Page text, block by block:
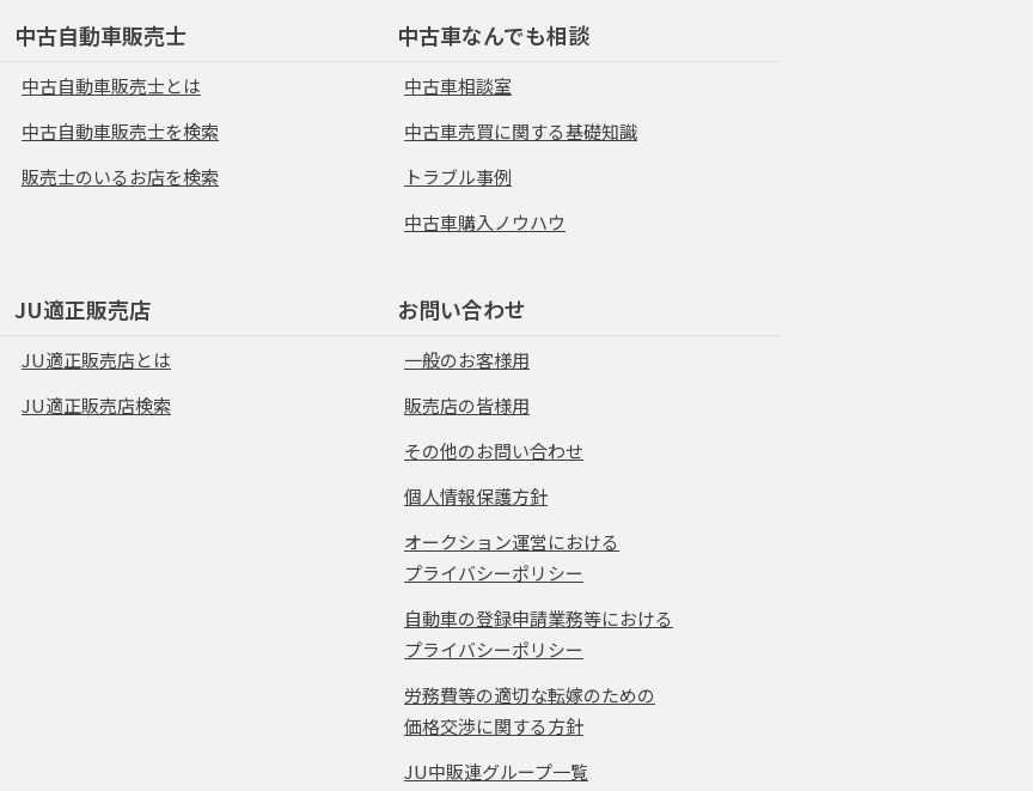
中古自動車販売士
中古自動車販売士とは
中古自動車販売士を検索
販売士のいるお店を検索
中古車なんでも相談
中古車相談室
中古車売買に関する基礎知識
トラブル事例
中古車購入ノウハウ
JU適正販売店
JU適正販売店とは
JU適正販売店検索
お問い合わせ
一般のお客様用
販売店の皆様用
その他のお問い合わせ
個人情報保護方針
オークション運営における
プライバシーポリシー
自動車の登録申請業務等における
プライバシーポリシー
労務費等の適切な転嫁のための
価格交渉に関する方針
JU中販連グループ一覧